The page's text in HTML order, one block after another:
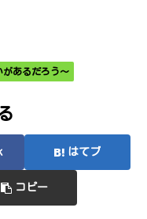
あるだろう〜
はてブ
コピー